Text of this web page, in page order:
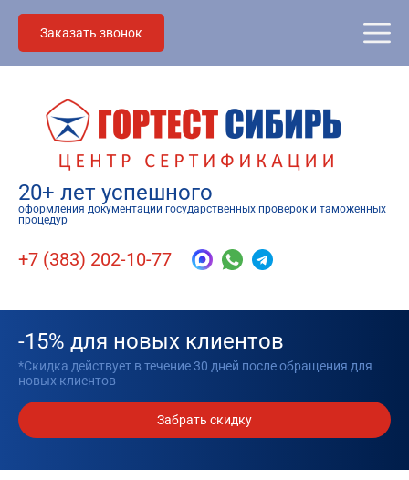
Заказать звонок
20+ лет успешного
оформления документации государственных проверок и таможенных
процедур
+7 (383) 202-10-77
-15% для новых клиентов
*Скидка действует в течение 30 дней после обращения для
новых клиентов
Забрать скидку